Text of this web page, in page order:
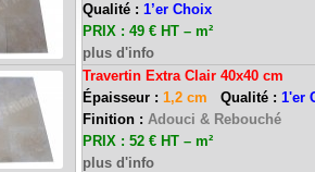
Qualité : 1’er Choix
PRIX : 49 € HT – m²
plus d'info
Travertin Extra Clair 40x40 cm
Épaisseur : 1,2 cm Qualité : 1'er
Finition : Adouci & Rebouché
PRIX : 52 € HT – m²
plus d'info